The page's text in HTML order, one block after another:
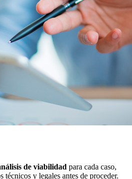
de viabilidad para cada caso,
técnicos y legales antes de proceder.